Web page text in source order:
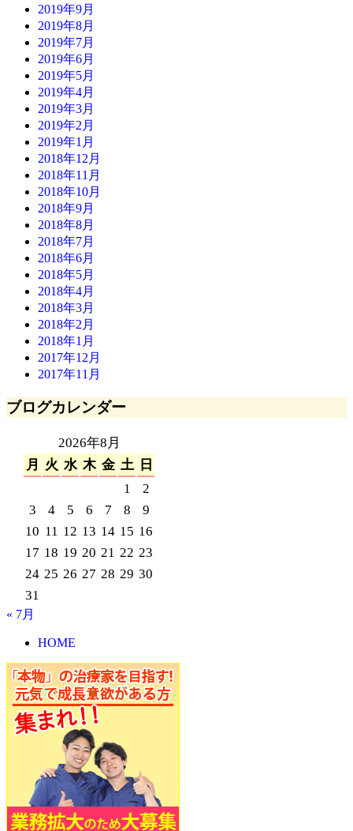
2019年9月
2019年8月
2019年7月
2019年6月
2019年5月
2019年4月
2019年3月
2019年2月
2019年1月
2018年12月
2018年11月
2018年10月
2018年9月
2018年8月
2018年7月
2018年6月
2018年5月
2018年4月
2018年3月
2018年2月
2018年1月
2017年12月
2017年11月
ブログカレンダー
2026年8月
月 火 水 木 金 土 日
1
2
3
4 5 6 7 8
9
10 11 12 13 14 15 16
17 18 19 20 21 22 23
24 25 26 27 28 29 30
31
« 7月
HOME